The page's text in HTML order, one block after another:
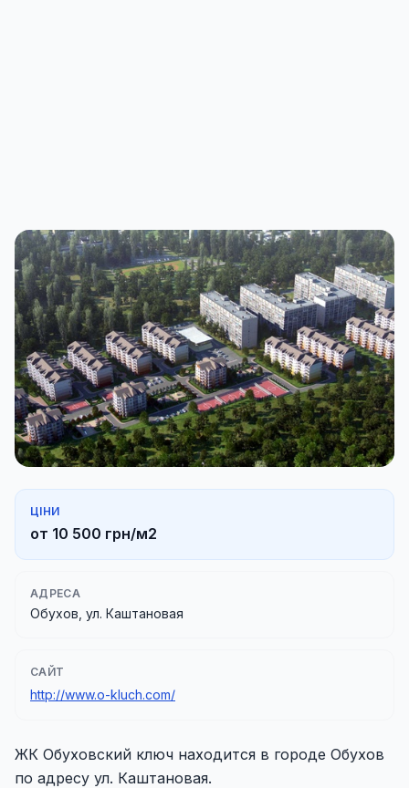
ЦІНИ
от 10 500 грн/м2
АДРЕСА
Обухов, ул. Каштановая
САЙТ
http://www.o-kluch.com/
ЖК Обуховский ключ находится в городе Обухов
по адресу ул. Каштановая.